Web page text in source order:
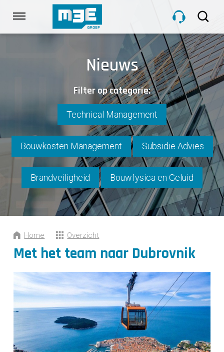
links
PROJECTEN
OVER M3E
NIEUWS
CONTACT
Nieuws
Filter op categorie:
Technical Management
Bouwkosten Management Subsidie Advies
Brandveiligheid Bouwfysica en Geluid
Home Overzicht
Met het team naar Dubrovnik